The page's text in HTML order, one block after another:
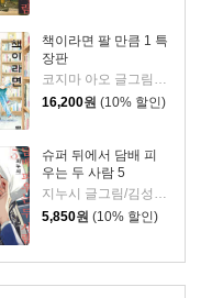
책이라면 팔 만큼 1 특
장판
코지마 아오 글그림/장혜영 역
16,200원 (10% 할인)
슈퍼 뒤에서 담배 피
우는 두 사람 5
지누시 글그림/김성래 역
5,850원 (10% 할인)